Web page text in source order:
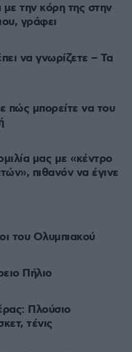
την κόρη της στην
γράφει
να γνωρίζετε – Τα
πώς μπορείτε να του
μας με «κέντρο
πιθανόν να έγινε
του Ολυμπιακού
Πήλιο
Πλούσιο
τένις